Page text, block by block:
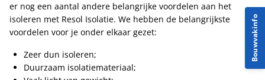
er nog een aantal andere belangrijke voordelen aan het
isoleren met Resol Isolatie. We hebben de belangrijkste
voordelen voor je onder elkaar gezet:
Zeer dun isoleren;
Duurzaam isolatiemateriaal;
Bouwvakinfo